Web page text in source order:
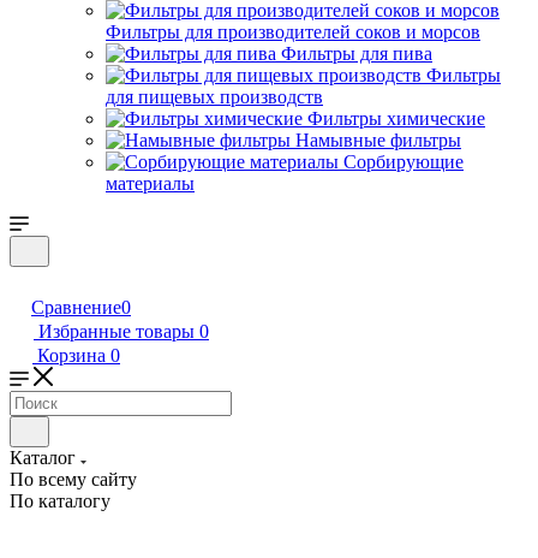
Фильтры для производителей соков и морсов
Фильтры для пива
Фильтры
для пищевых производств
Фильтры химические
Намывные фильтры
Сорбирующие
материалы
Сравнение0
Избранные товары 0
Корзина 0
Каталог
По всему сайту
По каталогу